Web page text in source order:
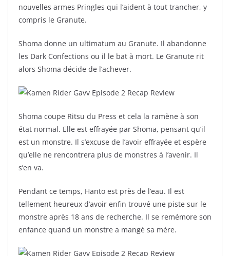
nouvelles armes Pringles qui l’aident à tout trancher, y
compris le Granute.
Shoma donne un ultimatum au Granute. Il abandonne
les Dark Confections ou il le bat à mort. Le Granute rit
alors Shoma décide de l’achever.
Shoma coupe Ritsu du Press et cela la ramène à son
état normal. Elle est effrayée par Shoma, pensant qu’il
est un monstre. Il s’excuse de l’avoir effrayée et espère
qu’elle ne rencontrera plus de monstres à l’avenir. Il
s’en va.
Pendant ce temps, Hanto est près de l’eau. Il est
tellement heureux d’avoir enfin trouvé une piste sur le
monstre après 18 ans de recherche. Il se remémore son
enfance quand un monstre a mangé sa mère.